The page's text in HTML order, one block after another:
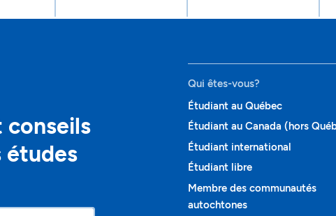
conseils
études
Qui êtes-vous?
Étudiant au Québec
Étudiant au Canada (hors
Étudiant international
Étudiant libre
Membre des communautés
autochtones